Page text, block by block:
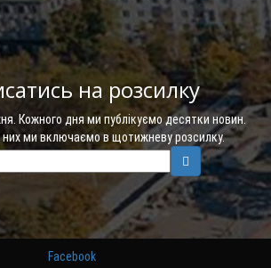
на розсилку
Кожного дня ми публікуємо десятки новин.
них ми включаємо в щотижневу розсилку.
Facebook